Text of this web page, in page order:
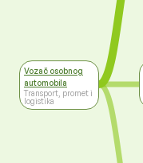
Vozač osobnog
automobila
Transport, promet i
logistika